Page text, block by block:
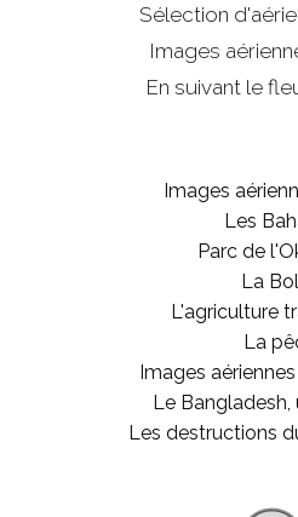
Sélection
Images
En suivant le
Images
Les
Parc de
La
L'agriculture
La
Images
Le Bangladesh,
Les destructions